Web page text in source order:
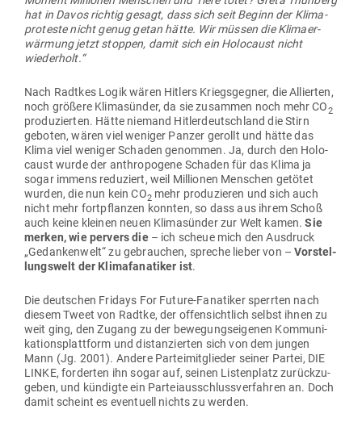
hat in Davos richtig gesagt, dass sich seit Beginn der Kli­ma­
pro­teste nicht genug getan hätte. Wir müssen die Kli­ma­er­
wärmung jetzt stoppen, damit sich ein Holo­caust nicht
wiederholt.“
Nach Radtkes Logik wären Hitlers Kriegs­gegner, die Allierten,
noch größere Kli­ma­sünder, da sie zusammen noch mehr CO2
pro­du­zierten. Hätte niemand Hit­ler­deutschland die Stirn
geboten, wären viel weniger Panzer gerollt und hätte das
Klima viel weniger Schaden genommen. Ja, durch den Holo­
caust wurde der anthro­pogene Schaden für das Klima ja
sogar immens redu­ziert, weil Mil­lionen Men­schen getötet
wurden, die nun kein CO2 mehr pro­du­zieren und sich auch
nicht mehr fort­pflanzen konnten, so dass aus ihrem Schoß
auch keine kleinen neuen Kli­ma­sünder zur Welt kamen.Sie
merken, wie pervers die– ich scheue mich den Aus­druck
„Gedan­kenwelt“ zu gebrauchen, spreche lieber von –Vor­stel­
lungswelt der Kli­maf­ana­tiker ist.
Die deut­schen Fridays For Future-Fana­tiker sperrten nach
diesem Tweet von Radtke, der offen­sichtlich selbst ihnen zu
weit ging, den Zugang zu der bewe­gungs­ei­genen Kom­mu­ni­
ka­ti­ons­plattform und distan­zierten sich von dem jungen
Mann (Jg. 2001). Andere Par­tei­mit­glieder seiner Partei, DIE
LINKE, for­derten ihn sogar auf, seinen Lis­ten­platz zurück­zu­
geben, und kün­digte ein Par­tei­aus­schluss­ver­fahren an. Doch
damit scheint es even­tuell nichts zu werden.